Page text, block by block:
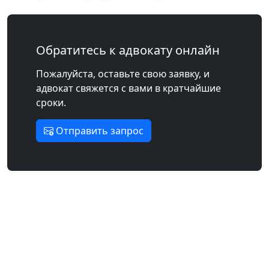
Обратитесь к адвокату онлайн
Пожалуйста, оставьте свою заявку, и
адвокат свяжется с вами в кратчайшие
сроки.
Отправить запрос